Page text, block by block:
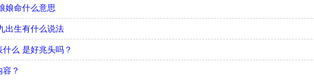
娘命什么意思
出生有什么说法
么 是好兆头吗？
？